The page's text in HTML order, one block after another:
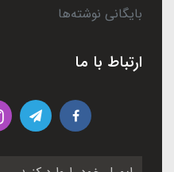
بایگانی نوشته‌ها
ارتباط با ما